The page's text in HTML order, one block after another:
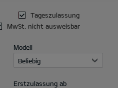
Tageszulassung
MwSt. nicht ausweisbar
Modell
Beliebig
Erstzulassung ab